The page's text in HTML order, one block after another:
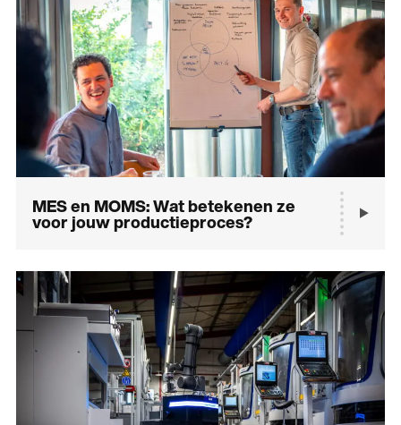
MES en MOMS: Wat betekenen ze
voor jouw productieproces?